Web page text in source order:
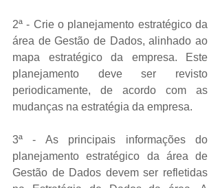
2ª - Crie o planejamento estratégico da
área de Gestão de Dados, alinhado ao
mapa estratégico da empresa. Este
planejamento deve ser revisto
periodicamente, de acordo com as
mudanças na estratégia da empresa.
3ª - As principais informações do
planejamento estratégico da área de
Gestão de Dados devem ser refletidas